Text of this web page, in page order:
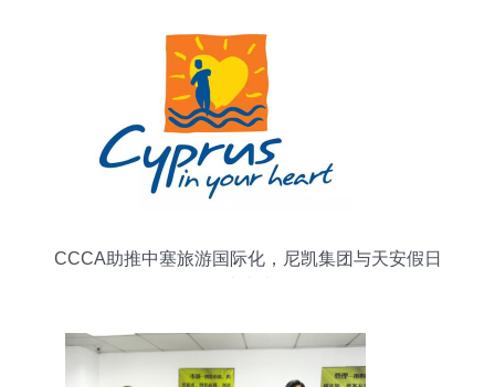
CCCA助推中塞旅游国际化，尼凯集团与天安假日